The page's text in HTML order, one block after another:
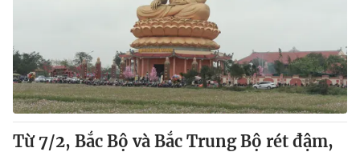
Từ 7/2, Bắc Bộ và Bắc Trung Bộ rét đậm,